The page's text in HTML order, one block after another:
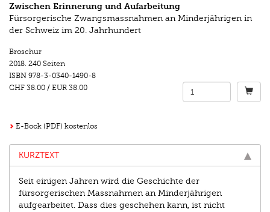
Zwischen Erinnerung und Aufarbeitung
Fürsorgerische Zwangsmassnahmen an Minderjährigen in
der Schweiz im 20. Jahrhundert
Broschur
2018. 240 Seiten
ISBN 978-3-0340-1490-8
CHF 38.00 / EUR 38.00
E-Book (PDF) kostenlos
KURZTEXT
Seit einigen Jahren wird die Geschichte der
fürsorgerischen Massnahmen an Minderjährigen
aufgearbeitet. Dass dies geschehen kann, ist nicht